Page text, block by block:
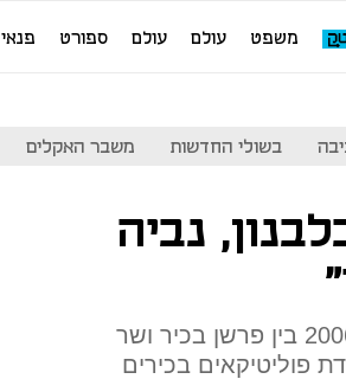
משפט עולם עולם ספורט פנאי
בשולי החדשות משבר האקלים
נביה
אתר ההדלפות וויקיליקס פרסם שיחה מ-2006 בין פרשן בכיר ושר
פוליטיקאים בכירים